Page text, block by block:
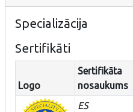
Specializācija
Sertifikāti
Logo
Sertifikāta
nosaukums
ES